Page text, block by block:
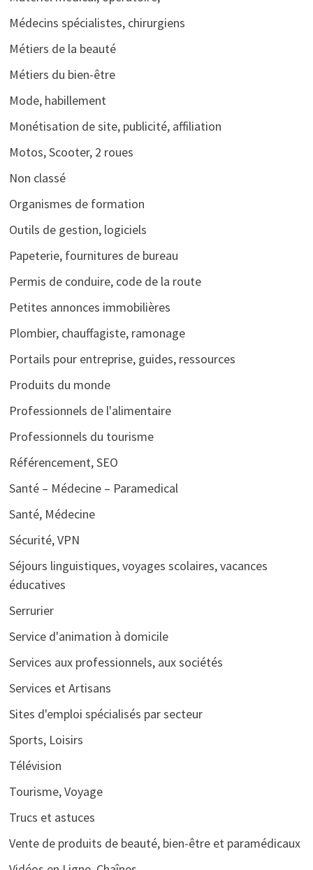
Médecins spécialistes, chirurgiens
Métiers de la beauté
Métiers du bien-être
Mode, habillement
Monétisation de site, publicité, affiliation
Motos, Scooter, 2 roues
Non classé
Organismes de formation
Outils de gestion, logiciels
Papeterie, fournitures de bureau
Permis de conduire, code de la route
Petites annonces immobilières
Plombier, chauffagiste, ramonage
Portails pour entreprise, guides, ressources
Produits du monde
Professionnels de l'alimentaire
Professionnels du tourisme
Référencement, SEO
Santé – Médecine – Paramedical
Santé, Médecine
Sécurité, VPN
Séjours linguistiques, voyages scolaires, vacances
éducatives
Serrurier
Service d'animation à domicile
Services aux professionnels, aux sociétés
Services et Artisans
Sites d'emploi spécialisés par secteur
Sports, Loisirs
Télévision
Tourisme, Voyage
Trucs et astuces
Vente de produits de beauté, bien-être et paramédicaux